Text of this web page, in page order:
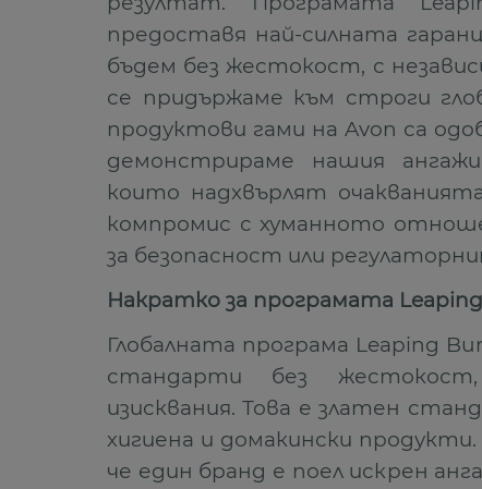
предоставя най-силната
бъдем без жестокост, с
се придържаме към строги
продуктови гами на Avon са
демонстрираме нашия
които надхвърлят
компромис с хуманното
за безопасност или
Накратко за програмата
Глобалната програма Leaping
стандарти без
изисквания. Това е златен
хигиена и домакински
че един бранд е поел искрен